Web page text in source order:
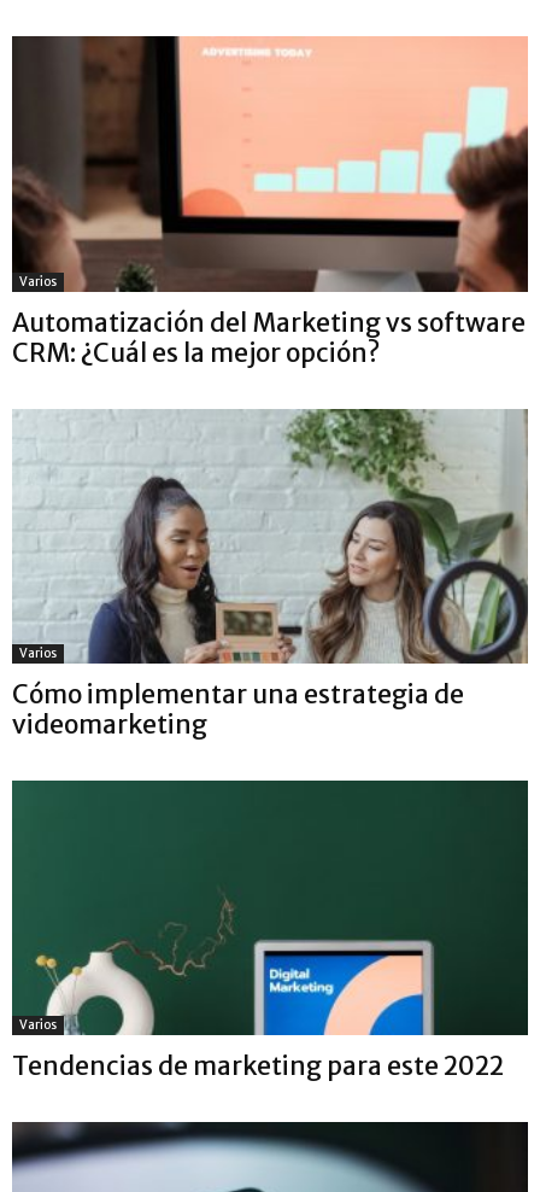
Varios
Automatización del Marketing vs software
CRM: ¿Cuál es la mejor opción?
Varios
Cómo implementar una estrategia de
videomarketing
Varios
Tendencias de marketing para este 2022